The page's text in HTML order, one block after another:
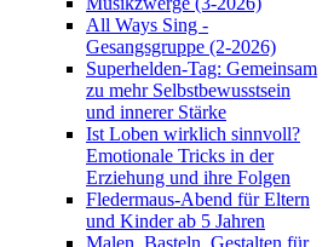
All Ways Sing -
Gesangsgruppe (2-2026)
Superhelden-Tag: Gemeinsam
zu mehr Selbstbewusstsein
und innerer Stärke
Ist Loben wirklich sinnvoll?
Emotionale Tricks in der
Erziehung und ihre Folgen
Fledermaus-Abend für Eltern
und Kinder ab 5 Jahren
Malen, Basteln, Gestalten für